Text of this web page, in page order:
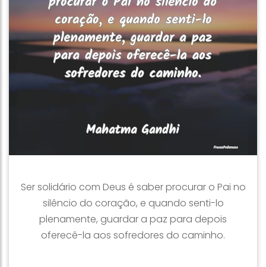
Ser solidário com Deus é saber procurar o Pai no
silêncio do coração, e quando senti-lo
plenamente, guardar a paz para depois
oferecê-la aos sofredores do caminho.